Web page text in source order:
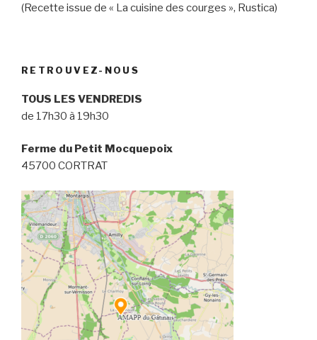
(Recette issue de « La cuisine des courges », Rustica)
RETROUVEZ-NOUS
TOUS LES VENDREDIS
de 17h30 à 19h30
Ferme du Petit Mocquepoix
45700 CORTRAT